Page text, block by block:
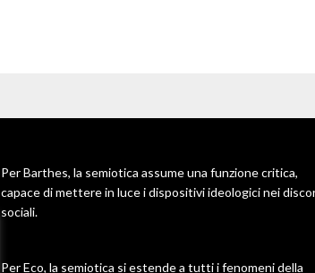
Per Barthes, la semiotica assume una funzione critica,
capace di mettere in luce i dispositivi ideologici nei
sociali.
Per Eco, la semiotica si estende a tutti i fenomeni della